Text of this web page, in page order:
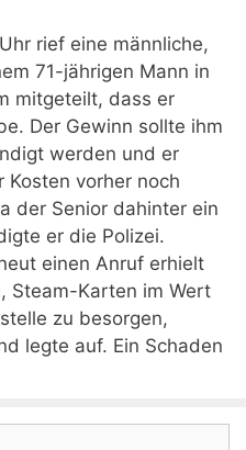
rief eine männliche,
71-jährigen Mann in
mitgeteilt, dass er
Der Gewinn sollte ihm
werden und er
Kosten vorher noch
der Senior dahinter ein
er die Polizei.
einen Anruf erhielt
Steam-Karten im Wert
zu besorgen,
legte auf. Ein Schaden